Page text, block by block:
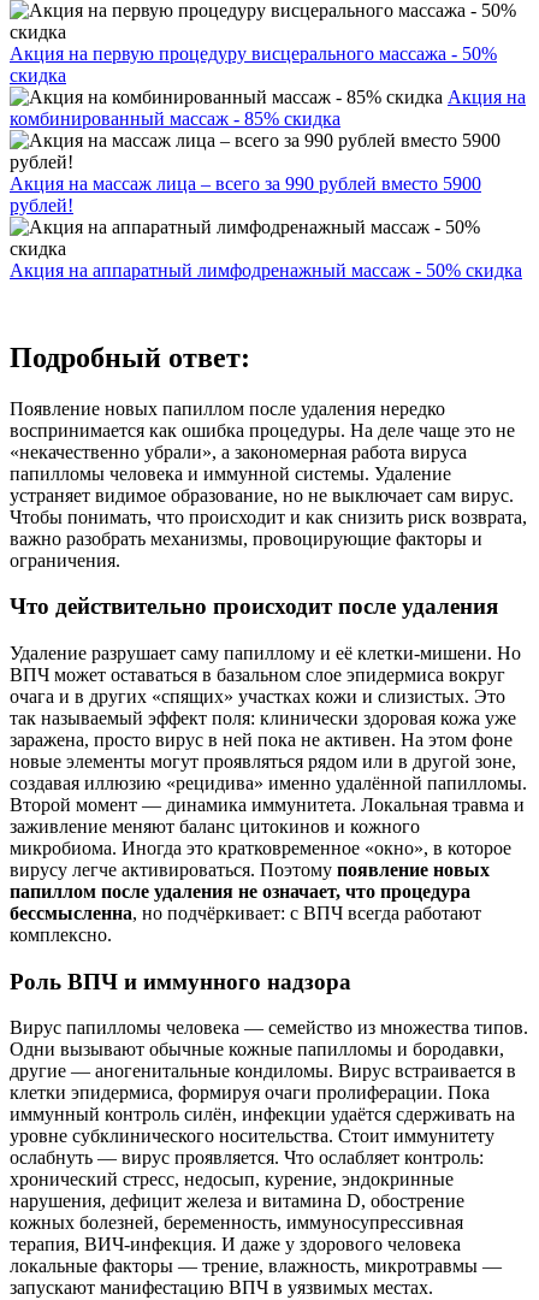
Акция на первую процедуру висцерального массажа - 50%
скидка
Акция на
комбинированный массаж - 85% скидка
Акция на массаж лица – всего за 990 рублей вместо 5900
рублей!
Акция на аппаратный лимфодренажный массаж - 50% скидка
Подробный ответ:
Появление новых папиллом после удаления нередко
воспринимается как ошибка процедуры. На деле чаще это не
«некачественно убрали», а закономерная работа вируса
папилломы человека и иммунной системы. Удаление
устраняет видимое образование, но не выключает сам вирус.
Чтобы понимать, что происходит и как снизить риск возврата,
важно разобрать механизмы, провоцирующие факторы и
ограничения.
Что действительно происходит после удаления
Удаление разрушает саму папиллому и её клетки-мишени. Но
ВПЧ может оставаться в базальном слое эпидермиса вокруг
очага и в других «спящих» участках кожи и слизистых. Это
так называемый эффект поля: клинически здоровая кожа уже
заражена, просто вирус в ней пока не активен. На этом фоне
новые элементы могут проявляться рядом или в другой зоне,
создавая иллюзию «рецидива» именно удалённой папилломы.
Второй момент — динамика иммунитета. Локальная травма и
заживление меняют баланс цитокинов и кожного
микробиома. Иногда это кратковременное «окно», в которое
вирусу легче активироваться. Поэтому появление новых
папиллом после удаления не означает, что процедура
бессмысленна, но подчёркивает: с ВПЧ всегда работают
комплексно.
Роль ВПЧ и иммунного надзора
Вирус папилломы человека — семейство из множества типов.
Одни вызывают обычные кожные папилломы и бородавки,
другие — аногенитальные кондиломы. Вирус встраивается в
клетки эпидермиса, формируя очаги пролиферации. Пока
иммунный контроль силён, инфекции удаётся сдерживать на
уровне субклинического носительства. Стоит иммунитету
ослабнуть — вирус проявляется. Что ослабляет контроль:
хронический стресс, недосып, курение, эндокринные
нарушения, дефицит железа и витамина D, обострение
кожных болезней, беременность, иммуносупрессивная
терапия, ВИЧ-инфекция. И даже у здорового человека
локальные факторы — трение, влажность, микротравмы —
запускают манифестацию ВПЧ в уязвимых местах.